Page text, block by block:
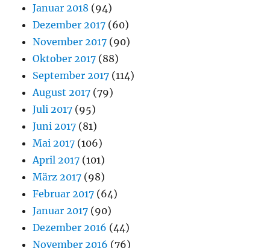
Januar 2018 (94)
Dezember 2017 (60)
November 2017 (90)
Oktober 2017 (88)
September 2017 (114)
August 2017 (79)
Juli 2017 (95)
Juni 2017 (81)
Mai 2017 (106)
April 2017 (101)
März 2017 (98)
Februar 2017 (64)
Januar 2017 (90)
Dezember 2016 (44)
November 2016 (76)